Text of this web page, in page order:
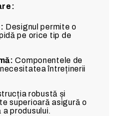
Designul permite o
pe orice tip de
Componentele de
întreținerii
robustă și
superioară asigură o
produsului.